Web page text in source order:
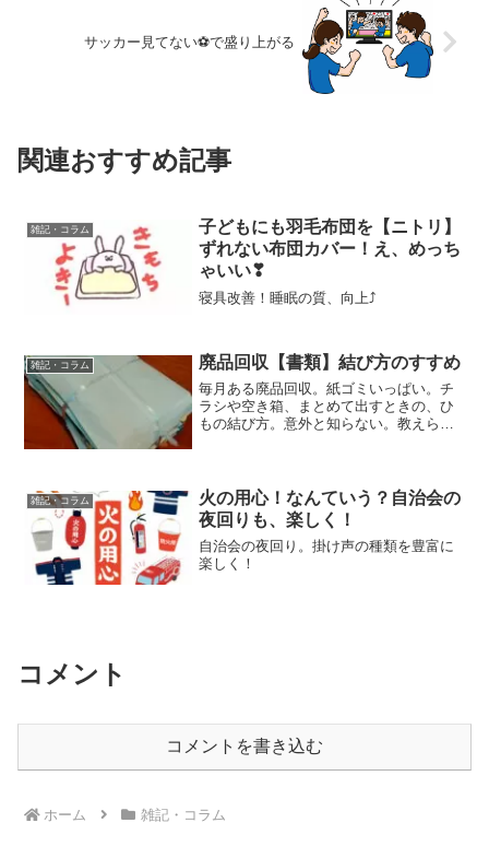
サッカー見てない⚽で盛り上がる
関連おすすめ記事
雑記・コラム
子どもにも羽毛布団を【ニトリ】
ずれない布団カバー！え、めっち
ゃいい❣
寝具改善！睡眠の質、向上⤴
雑記・コラム 廃品回収【書類】結び方のすすめ
毎月ある廃品回収。紙ゴミいっぱい。チ
ラシや空き箱、まとめて出すときの、ひ
もの結び方。意外と知らない。教えられ
きます。長めの方がいいで...
雑記・コラム
火の用心！なんていう？自治会の
夜回りも、楽しく！
自治会の夜回り。掛け声の種類を豊富に
楽しく！
コメント
コメントを書き込む
ホーム 雑記・コラム